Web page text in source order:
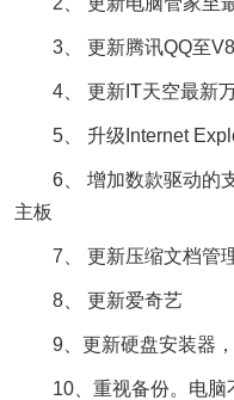
3、 更新腾讯QQ至
4、 更新IT天空最新万
5、 升级Internet
6、 增加数款驱动的支
主板
7、 更新压缩文档管理
8、 更新爱奇艺
9、更新硬盘安装器，
10、重视备份。电脑